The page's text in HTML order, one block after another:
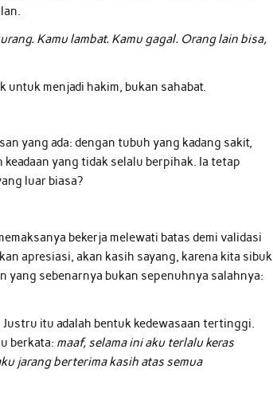
Kamu lambat. Kamu gagal. Orang lain bisa,
menjadi hakim, bukan sahabat.
yang ada: dengan tubuh yang kadang sakit,
yang tidak selalu berpihak. Ia tetap
luar biasa?
bekerja melewati batas demi validasi
apresiasi, akan kasih sayang, karena kita sibuk
yang sebenarnya bukan sepenuhnya salahnya:
itu adalah bentuk kedewasaan tertinggi.
berkata: maaf, selama ini aku terlalu keras
jarang berterima kasih atas semua